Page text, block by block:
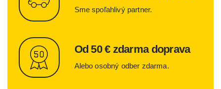
Sme spoľahlivý partner.
Od 50 € zdarma doprava
Alebo osobný odber zdarma.